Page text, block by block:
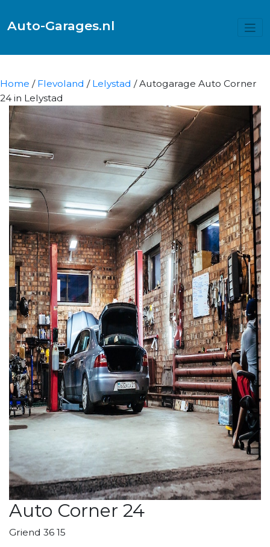
Auto-Garages.nl
Home / Flevoland / Lelystad / Autogarage Auto Corner
24 in Lelystad
Auto Corner 24
Griend 36 15